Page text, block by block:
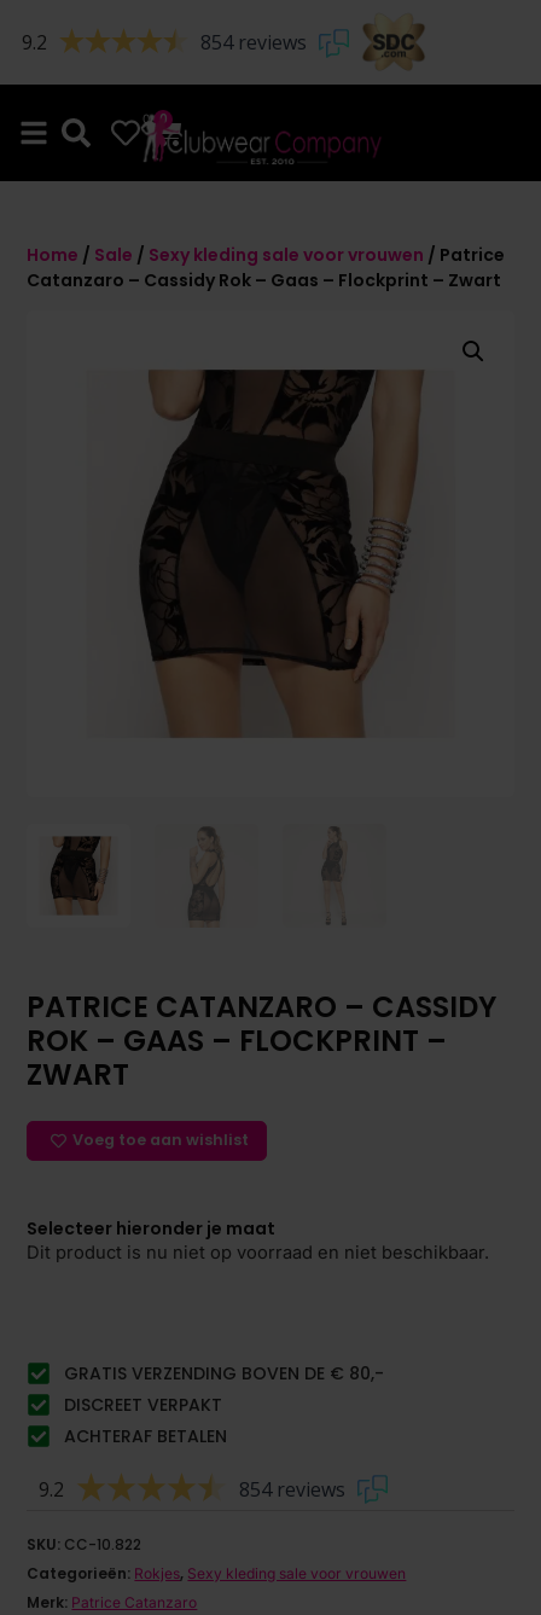
9.2 854 reviews
0 0
Home / Sale / Sexy kleding sale voor vrouwen / Patrice
Catanzaro – Cassidy Rok – Gaas – Flockprint – Zwart
PATRICE CATANZARO – CASSIDY
ROK – GAAS – FLOCKPRINT –
ZWART
Voeg toe aan wishlist
Selecteer hieronder je maat
Dit product is nu niet op voorraad en niet beschikbaar.
GRATIS VERZENDING BOVEN DE € 80,-
DISCREET VERPAKT
ACHTERAF BETALEN
9.2 854 reviews
SKU: CC-10.822
Categorieën: Rokjes, Sexy kleding sale voor vrouwen
Merk: Patrice Catanzaro